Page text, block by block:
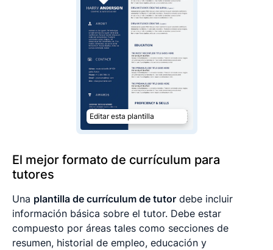
Editar esta plantilla
El mejor formato de currículum para
tutores
Una plantilla de currículum de tutor debe incluir
información básica sobre el tutor. Debe estar
compuesto por áreas tales como secciones de
resumen, historial de empleo, educación y